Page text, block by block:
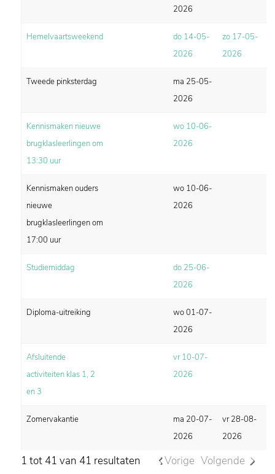
2026
Hemelvaartsweekend
do 14-05-
2026
zo 17-05-
2026
Tweede pinksterdag
ma 25-05-
2026
Kennismaken nieuwe
brugklasleerlingen om
13:30 uur
wo 10-06-
2026
Kennismaken ouders
nieuwe
brugklasleerlingen om
17:00 uur
wo 10-06-
2026
Studiemiddag
do 25-06-
2026
Diploma-uitreiking
wo 01-07-
2026
Afsluitende
activiteiten klas 1, 2
en 3
vr 10-07-
2026
Zomervakantie
ma 20-07-
2026
vr 28-08-
2026
1 tot 41 van 41 resultaten Vorige Volgende